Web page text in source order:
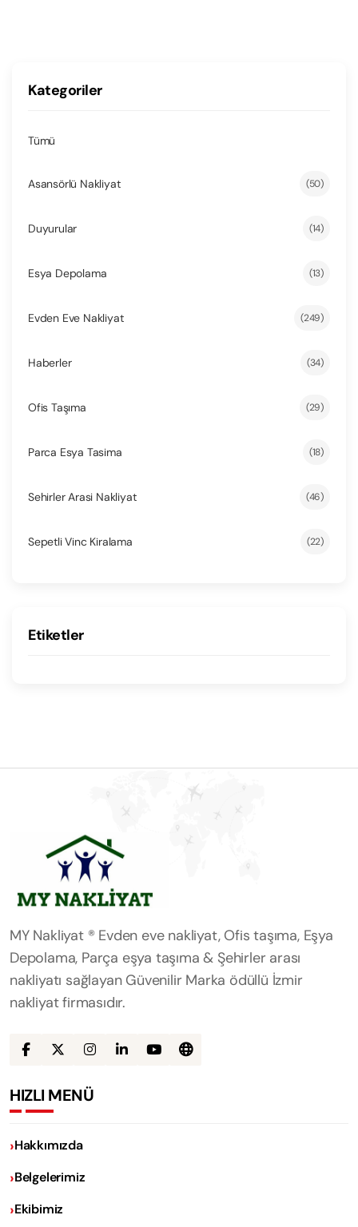
Kategoriler
Tümü
Asansörlü Nakliyat (50)
Duyurular (14)
Esya Depolama (13)
Evden Eve Nakliyat (249)
Haberler (34)
Ofis Taşıma (29)
Parca Esya Tasima (18)
Sehirler Arasi Nakliyat (46)
Sepetli Vinc Kiralama (22)
Etiketler
MY Nakliyat ® Evden eve nakliyat, Ofis taşıma, Eşya
Depolama, Parça eşya taşıma & Şehirler arası
nakliyatı sağlayan Güvenilir Marka ödüllü İzmir
nakliyat firmasıdır.
HIZLI MENÜ
Hakkımızda
Belgelerimiz
Ekibimiz